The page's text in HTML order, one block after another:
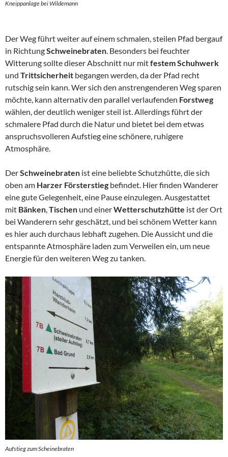
Kneippanlage bei Wildemann
Der Weg führt weiter auf einem schmalen, steilen Pfad bergauf
in RichtungSchweinebraten. Besonders bei feuchter
Witterung sollte dieser Abschnitt nur mitfestem Schuhwerk
und Trittsicherheit begangen werden, da der Pfad recht
rutschig sein kann. Wer sich den anstrengenderen Weg sparen
möchte, kann alternativ den parallel verlaufenden Forstweg
wählen, der deutlich weniger steil ist. Allerdings führt der
schmalere Pfad durch die Natur und bietet bei dem etwas
anspruchsvolleren Aufstieg eine schönere, ruhigere
Atmosphäre.
DerSchweinebraten ist eine beliebte Schutzhütte, die sich
oben am Harzer Försterstieg befindet. Hier finden Wanderer
eine gute Gelegenheit, eine Pause einzulegen. Ausgestattet
mit Bänken,Tischen und einerWetterschutzhütte ist der Ort
bei Wanderern sehr geschätzt, und bei schönem Wetter kann
es hier auch durchaus lebhaft zugehen. Die Aussicht und die
entspannte Atmosphäre laden zum Verweilen ein, um neue
Energie für den weiteren Weg zu tanken.
Aufstieg zum Scheinebraten